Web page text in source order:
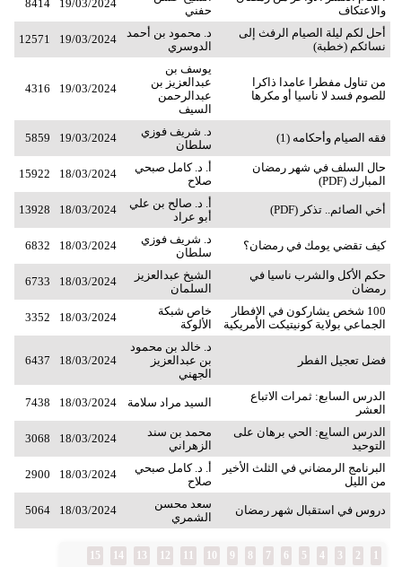
والاعتكاف
حفني
19/03/2024
8414
أحل لكم ليلة الصيام الرفث إلى
نسائكم (خطبة)
د. محمود بن أحمد
الدوسري
19/03/2024
12571
من تناول مفطرا عامدا ذاكرا
للصوم فسد لا ناسيا أو مكرها
يوسف بن
عبدالعزيز بن
عبدالرحمن
السيف
19/03/2024
4316
فقه الصيام وأحكامه (1)
د. شريف فوزي
سلطان
19/03/2024
5859
حال السلف في شهر رمضان
المبارك (PDF)
أ. د. كامل صبحي
صلاح
18/03/2024
15922
أخي الصائم.. تذكر (PDF)
أ. د. صالح بن علي
أبو عراد
18/03/2024
13928
كيف تقضي يومك في رمضان؟
د. شريف فوزي
سلطان
18/03/2024
6832
حكم الأكل والشرب ناسيا في
رمضان
الشيخ عبدالعزيز
السلمان
18/03/2024
6733
100 شخص يشاركون في الإفطار
الجماعي بولاية كونيتيكت الأمريكية
خاص شبكة
الألوكة
18/03/2024
3352
فضل تعجيل الفطر
د. خالد بن محمود
بن عبدالعزيز
الجهني
18/03/2024
6437
الدرس السابع: ثمرات الاتباع
العشر
السيد مراد سلامة 18/03/2024
7438
الدرس السابِع: الحي برهان على
التوحيد
محمد بن سند
الزهراني
18/03/2024
3068
البرنامج الرمضاني في الثلث الأخير
من الليل
أ. د. كامل صبحي
صلاح
18/03/2024
2900
دروس في استقبال شهر رمضان
سعد محسن
الشمري
18/03/2024
5064
2
3
4
5
6
7
8
9
12
13
14
15